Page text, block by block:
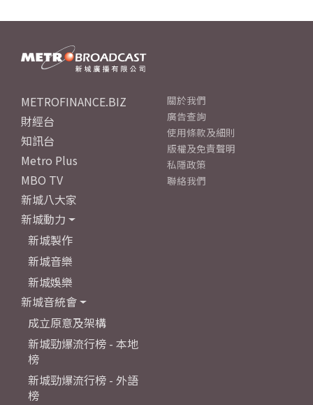
METROFINANCE.BIZ
財經台
知訊台
Metro Plus
MBO TV
新城八大家
新城動力
新城製作
新城音樂
新城娛樂
新城音統會
成立原意及架構
新城勁爆流行榜 - 本地
榜
新城勁爆流行榜 - 外語
榜
關於我們
廣告查詢
使用條款及細則
版權及免責聲明
私隱政策
聯絡我們